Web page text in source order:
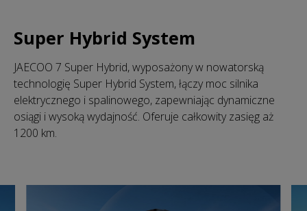
Super Hybrid System
JAECOO 7 Super Hybrid, wyposażony w nowatorską
technologię Super Hybrid System, łączy moc silnika
elektrycznego i spalinowego, zapewniając dynamiczne
osiągi i wysoką wydajność. Oferuje całkowity zasięg aż
1200 km.